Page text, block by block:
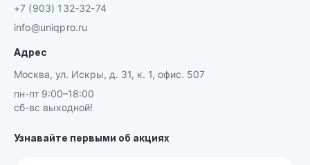
+7 (903) 132-32-74
info@uniqpro.ru
Адрес
Москва, ул. Искры, д. 31, к. 1, офис. 507
пн-пт 9:00–18:00
сб-вс выходной!
Узнавайте первыми об акциях